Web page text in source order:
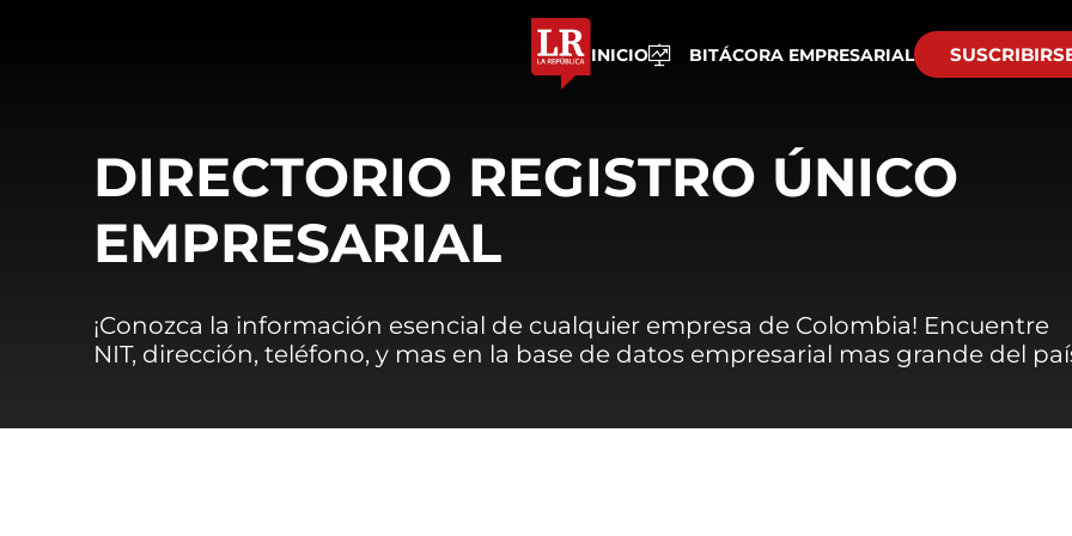
INICIO BITÁCORA EMPRESARIAL
DIRECTORIO REGISTRO ÚNICO
EMPRESARIAL
¡Conozca la información esencial de cualquier empresa de Colombia! Encuentre
NIT, dirección, teléfono, y mas en la base de datos empresarial mas grande del